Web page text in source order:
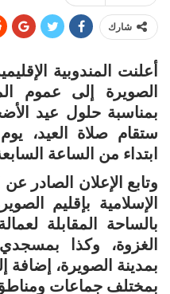
شارك
أعلنت المندوبية
الصويرة إلى عموم
ابتداء من الساعة
وتابع الإعلان الصادر
الإسلامية بإقليم
بالساحة المقابلة
الغزوة، وكذا
بمدينة الصويرة، إضافة
بمختلف جماعات ومناطق